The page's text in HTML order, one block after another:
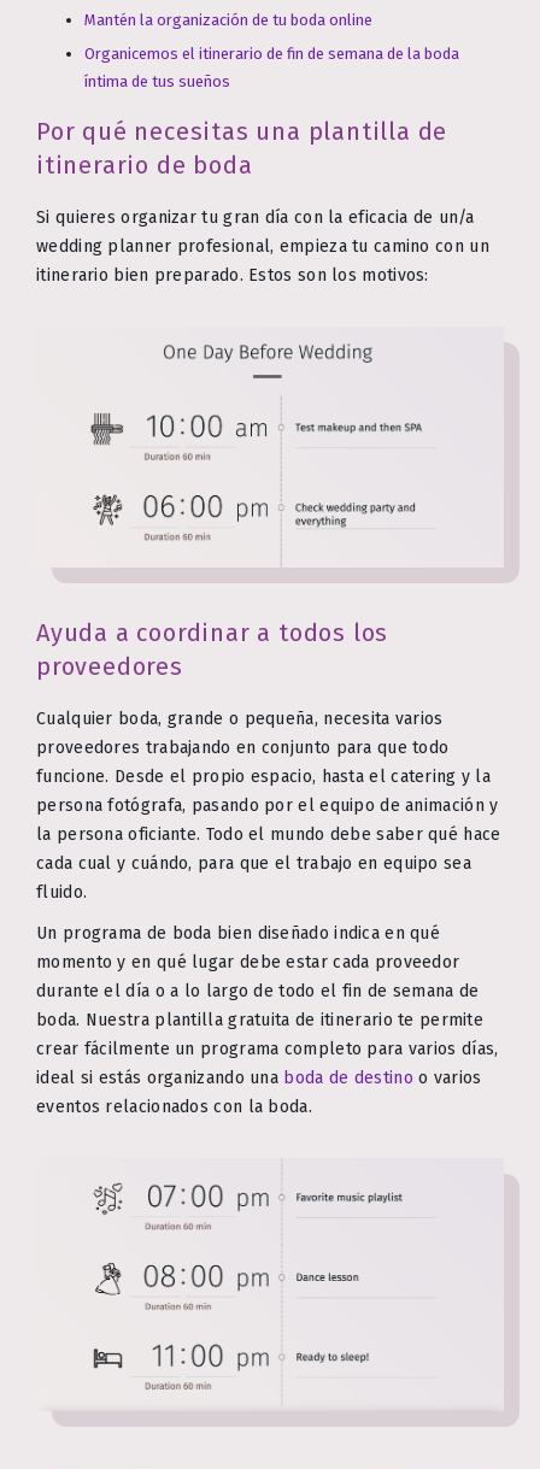
Mantén la organización de tu boda online
Organicemos el itinerario de fin de semana de la boda
íntima de tus sueños
Por qué necesitas una plantilla de
itinerario de boda
Si quieres organizar tu gran día con la eficacia de un/a
wedding planner profesional, empieza tu camino con un
itinerario bien preparado. Estos son los motivos:
Ayuda a coordinar a todos los
proveedores
Cualquier boda, grande o pequeña, necesita varios
proveedores trabajando en conjunto para que todo
funcione. Desde el propio espacio, hasta el catering y la
persona fotógrafa, pasando por el equipo de animación y
la persona oficiante. Todo el mundo debe saber qué hace
cada cual y cuándo, para que el trabajo en equipo sea
fluido.
Un programa de boda bien diseñado indica en qué
momento y en qué lugar debe estar cada proveedor
durante el día o a lo largo de todo el fin de semana de
boda. Nuestra plantilla gratuita de itinerario te permite
crear fácilmente un programa completo para varios días,
ideal si estás organizando una boda de destino o varios
eventos relacionados con la boda.